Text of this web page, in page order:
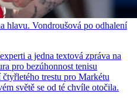
hlavu. Vondroušová po odhalení
a jedna textová zpráva na
pro bezúhonnost tenisu
trestu pro Markétu
světě se od té chvíle otočila.